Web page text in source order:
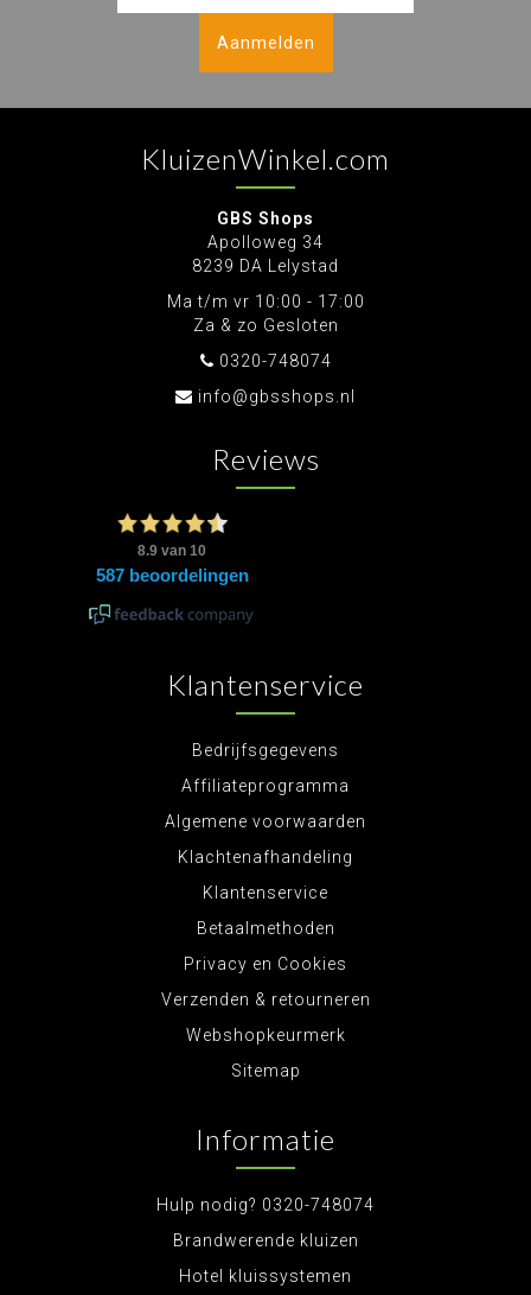
Aanmelden
KluizenWinkel.com
GBS Shops
Apolloweg 34
8239 DA Lelystad
Ma t/m vr 10:00 - 17:00
Za & zo Gesloten
0320-748074
info@gbsshops.nl
Reviews
Klantenservice
Bedrijfsgegevens
Affiliateprogramma
Algemene voorwaarden
Klachtenafhandeling
Klantenservice
Betaalmethoden
Privacy en Cookies
Verzenden & retourneren
Webshopkeurmerk
Sitemap
Informatie
Hulp nodig? 0320-748074
Brandwerende kluizen
Hotel kluissystemen